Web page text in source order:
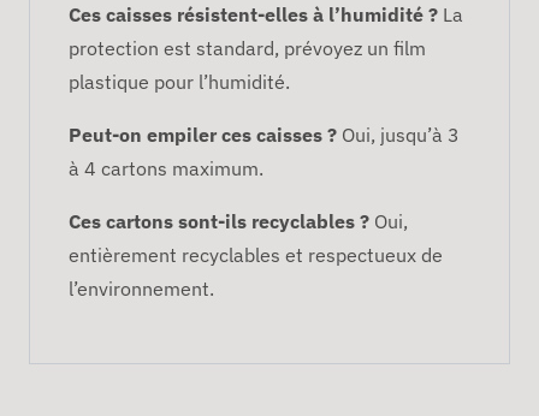
Ces caisses résistent-elles à l’humidité ? La
protection est standard, prévoyez un film
plastique pour l’humidité.
Peut-on empiler ces caisses ? Oui, jusqu’à 3
à 4 cartons maximum.
Ces cartons sont-ils recyclables ? Oui,
entièrement recyclables et respectueux de
l’environnement.